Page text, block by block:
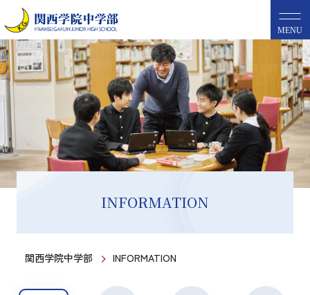
MENU
INFORMATION
関西学院中学部 INFORMATION